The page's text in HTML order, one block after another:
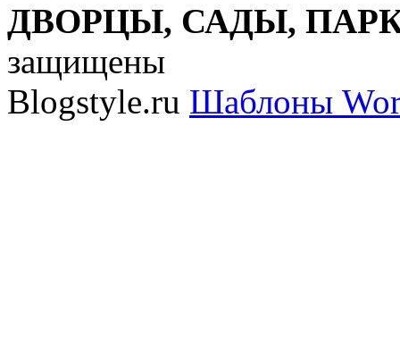
ДВОРЦЫ, САДЫ,
защищены
Blogstyle.ru Шаблоны